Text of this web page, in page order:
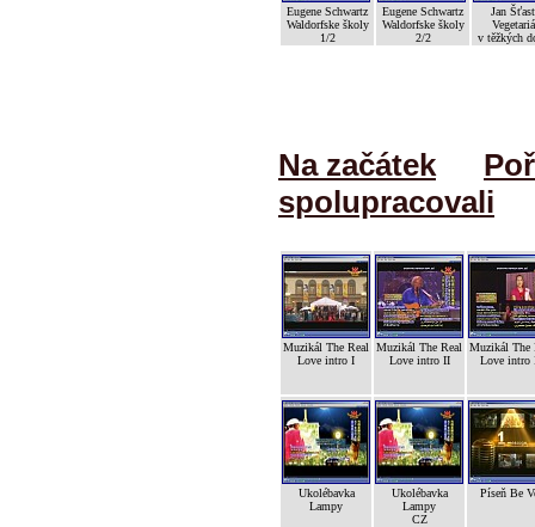
Eugene Schwartz
Waldorfske školy
1/2
Eugene Schwartz
Waldorfske školy
2/2
Jan
v těžkých
Na začátek
spolupracovali
Muzikál The Real
Love intro I
Muzikál The Real
Love intro II
Muzikál The
Love intro
Ukolébavka
Lampy
Ukolébavka
Lampy
CZ
Píseň Be